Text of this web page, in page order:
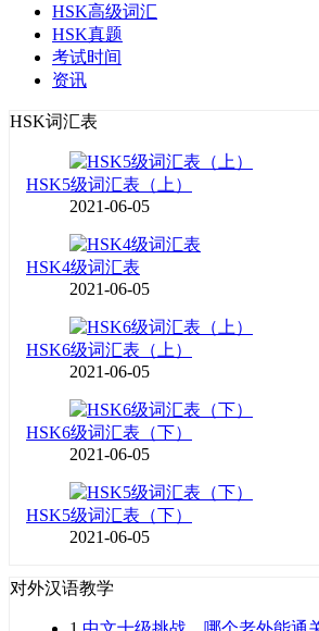
HSK高级词汇
HSK真题
考试时间
资讯
HSK词汇表
HSK5级词汇表（上）
2021-06-05
HSK4级词汇表
2021-06-05
HSK6级词汇表（上）
2021-06-05
HSK6级词汇表（下）
2021-06-05
HSK5级词汇表（下）
2021-06-05
对外汉语教学